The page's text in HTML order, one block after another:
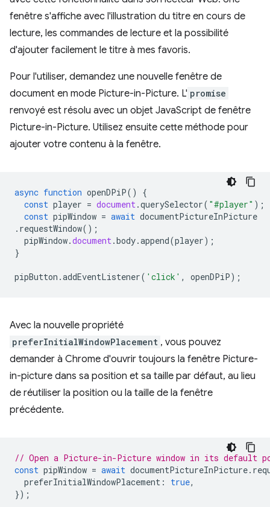
fenêtre s'affiche avec l'illustration du titre en cours de
lecture, les commandes de lecture et la possibilité
d'ajouter facilement le titre à mes favoris.
Pour l'utiliser, demandez une nouvelle fenêtre de
document en mode Picture-in-Picture. L' promise
renvoyé est résolu avec un objet JavaScript de fenêtre
Picture-in-Picture. Utilisez ensuite cette méthode pour
ajouter votre contenu à la fenêtre.
async function openDPiP()
{
const player = document .querySelector( "#player" );
const pipWindow = await documentPictureInPicture
. requestWindow();
pipWindow.document .body.append(player);
}
pipButton .addEventListener( 'click' , openDPiP);
Avec la nouvelle propriété
preferInitialWindowPlacement , vous pouvez
demander à Chrome d'ouvrir toujours la fenêtre Picture-
in-picture dans sa position et sa taille par défaut, au lieu
de réutiliser la position ou la taille de la fenêtre
précédente.
// Open a Picture-in-Picture window in its default
const pipWindow = await documentPictureInPicture.
preferInitialWindowPlacement : true,
});